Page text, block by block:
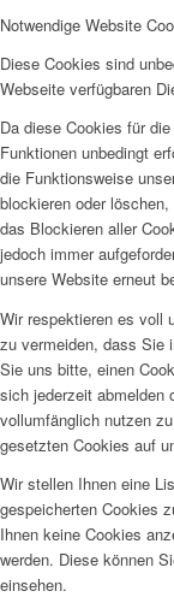
Notwendige Website
Diese Cookies sind
Webseite verfügbaren
Da diese Cookies für
Funktionen unbedingt
die Funktionsweise
blockieren oder
das Blockieren aller
jedoch immer
unsere Website erneut
Wir respektieren es voll
zu vermeiden, dass Sie
Sie uns bitte, einen
sich jederzeit abmelden
vollumfänglich nutzen
gesetzten Cookies auf
Wir stellen Ihnen eine
gespeicherten Cookies
Ihnen keine Cookies
werden. Diese können
einsehen.